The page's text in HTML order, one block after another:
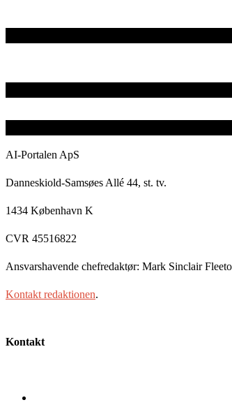
AI-Portalen ApS
Danneskiold-Samsøes Allé 44, st. tv.
1434 København K
CVR 45516822
Ansvarshavende chefredaktør: Mark Sinclair
Kontakt redaktionen.
Kontakt